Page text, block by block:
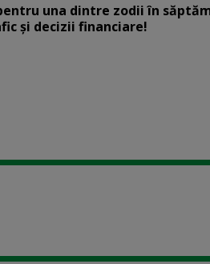
una dintre zodii în
și decizii financiare!